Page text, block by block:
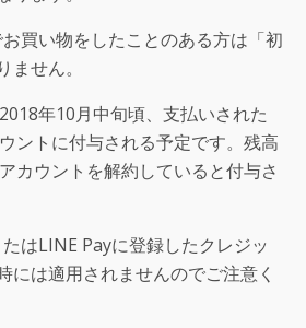
お買い物をしたことのある方は「初
せん。
年10月中旬頃、支払いされた
ントに付与される予定です。残高
カウントを解約していると付与さ
はLINE Payに登録したクレジッ
には適用されませんのでご注意く